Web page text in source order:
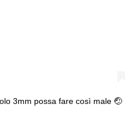
3mm possa fare così male 🤕